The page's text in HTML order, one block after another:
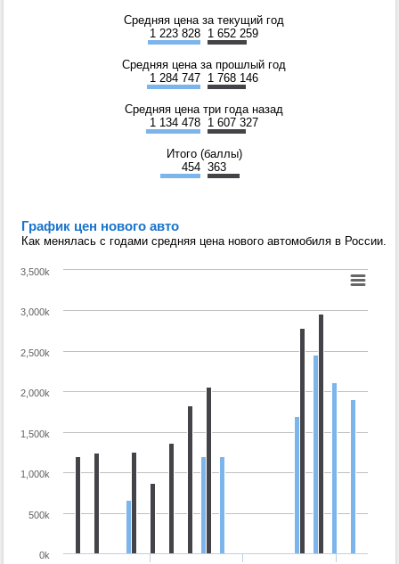
Средняя цена за текущий год
1 223 828 1 652 259
Средняя цена за прошлый год
1 284 747 1 768 146
Средняя цена три года назад
1 134 478 1 607 327
Итого (баллы)
454 363
График цен нового авто
Как менялась с годами средняя цена нового автомобиля в России.
0k
500k
1,000k
1,500k
2,000k
2,500k
3,000k
3,500k